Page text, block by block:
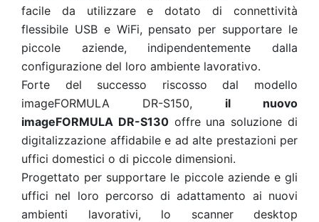
facile da utilizzare e dotato di connettività
flessibile USB e WiFi, pensato per supportare le
piccole aziende, indipendentemente dalla
configurazione del loro ambiente lavorativo.
Forte del successo riscosso dal modello
imageFORMULA DR-S150, il nuovo
imageFORMULA DR-S130offre una soluzione di
digitalizzazione affidabile e ad alte prestazioni per
uffici domestici o di piccole dimensioni.
Progettato per supportare le piccole aziende e gli
uffici nel loro percorso di adattamento ai nuovi
ambienti lavorativi, lo scanner desktop